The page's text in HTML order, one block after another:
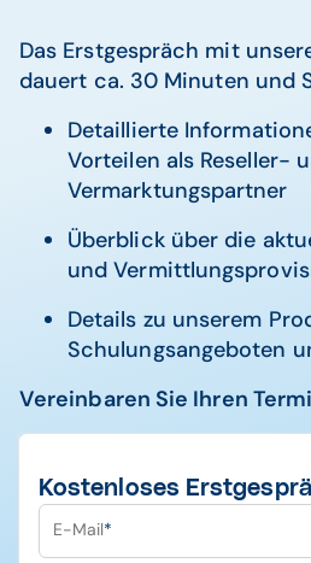
Das Erstgespräch mit
dauert ca. 30 Minuten und
Detaillierte
Vorteilen als Reseller-
Vermarktungspartner
Überblick über die
und
Details zu unserem
Schulungsangeboten
Vereinbaren Sie Ihren
Kostenloses
E-Mail*